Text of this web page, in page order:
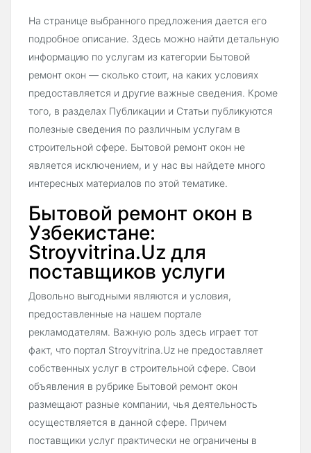
На странице выбранного предложения дается его
подробное описание. Здесь можно найти детальную
информацию по услугам из категории Бытовой
ремонт окон — сколько стоит, на каких условиях
предоставляется и другие важные сведения. Кроме
того, в разделах Публикации и Статьи публикуются
полезные сведения по различным услугам в
строительной сфере. Бытовой ремонт окон не
является исключением, и у нас вы найдете много
интересных материалов по этой тематике.
Бытовой ремонт окон в
Узбекистане:
Stroyvitrina.Uz для
поставщиков услуги
Довольно выгодными являются и условия,
предоставленные на нашем портале
рекламодателям. Важную роль здесь играет тот
факт, что портал Stroyvitrina.Uz не предоставляет
собственных услуг в строительной сфере. Свои
объявления в рубрике Бытовой ремонт окон
размещают разные компании, чья деятельность
осуществляется в данной сфере. Причем
поставщики услуг практически не ограничены в